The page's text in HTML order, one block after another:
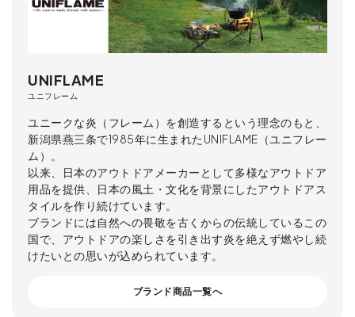
UNIFLAME
ユニフレーム
ユニークな炎（フレーム）を創造するという理念のもと、
新潟県燕三条で1985年に生まれたUNIFLAME（ユニフレー
ム）。
以来、日本のアウトドアメーカーとして多様なアウトドア
用品を提供、日本の風土・文化を背景にしたアウトドアス
タイルを作り続けています。
ブランドには自然への畏敬を古くからの伝統しているこの
国で、アウトドアの楽しさを引き出す炎を絶えず燃やし続
けたいとの思いが込められています。
ブランド商品一覧へ